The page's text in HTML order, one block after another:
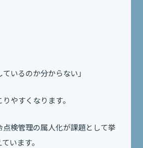
ているのか分からない」
やすくなります。
検管理の属人化が課題として挙
います。